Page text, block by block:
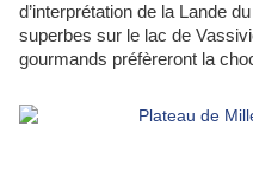
d’interprétation de la Lande
superbes sur le lac de
gourmands préfèreront la